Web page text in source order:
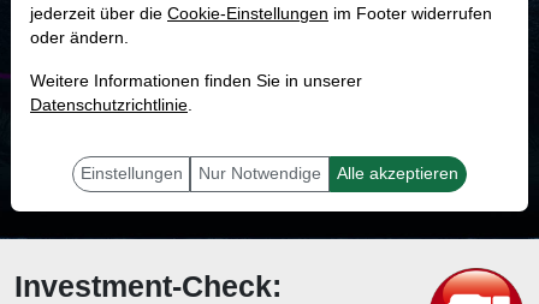
89.0 %
mit dieser Aktie erfolgreich sein.
Investment-Check:
jederzeit über die Cookie-Einstellungen im Footer widerrufen
oder ändern.
Weitere Informationen finden Sie in unserer
Datenschutzrichtlinie.
Einstellungen Nur Notwendige Alle akzeptieren